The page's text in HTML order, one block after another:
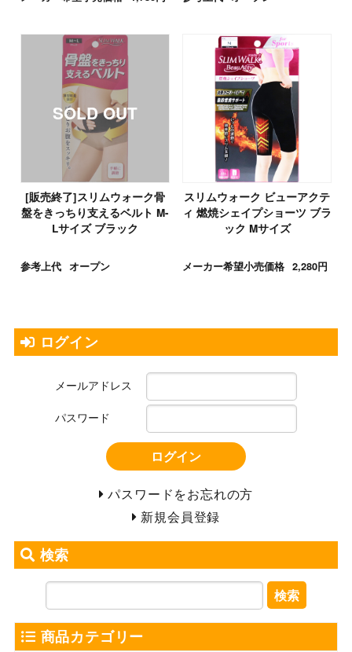
[販売終了]スリムウォーク骨
盤をきっちり支えるベルト M-
Lサイズ ブラック
参考上代 オープン
スリムウォーク ビューアクテ
ィ 燃焼シェイプショーツ ブラ
ック Mサイズ
メーカー希望小売価格 2,280円
ログイン
メールアドレス
パスワード
ログイン
パスワードをお忘れの方
新規会員登録
検索
検索
商品カテゴリー